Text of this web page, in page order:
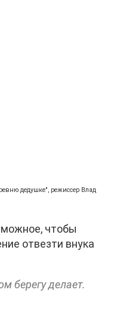
дедушке", режиссер Влад
чтобы
отвезти внука
берегу делает.